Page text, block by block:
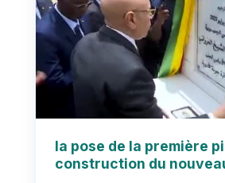
la pose de la première
construction du